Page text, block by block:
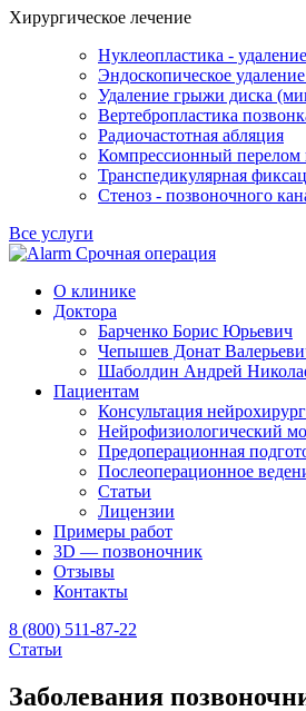
Хирургическое лечение
Нуклеопластика -
Эндоскопическое
Удаление грыжи диска
Вертебропластика
Радиочастотная абляция
Компрессионный перелом
Транспедикулярная
Стеноз - позвоночного
Все услуги
Срочная операция
О клинике
Доктора
Барченко Борис Юрьевич
Чепышев Донат
Шаболдин Андрей
Пациентам
Консультация
Нейрофизиологический
Предоперационная
Послеоперационное
Статьи
Лицензии
Примеры работ
3D — позвоночник
Отзывы
Контакты
8 (800) 511-87-22
Статьи
Заболевания